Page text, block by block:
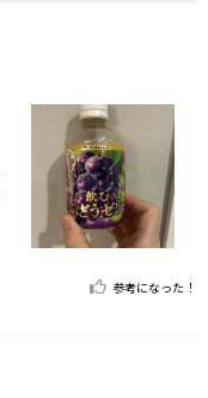
参考になった！